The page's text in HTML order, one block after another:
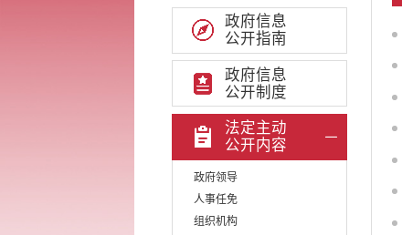
政府信息
公开指南
政府信息
公开制度
法定主动
公开内容
政府领导
人事任免
组织机构